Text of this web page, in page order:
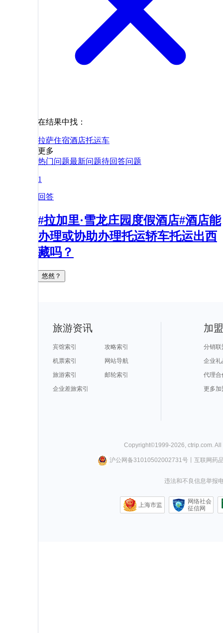
在结果中找：
拉萨住宿酒店托运车
更多
热门问题最新问题待回答问题
1
回答
#拉加里·雪龙庄园度假酒店#酒店能
办理或协助办理托运轿车托运出西
藏吗？
悠然？
旅游资讯
宾馆索引
攻略索引
机票索引
网站导航
旅游索引
邮轮索引
企业差旅索引
加
分销联
企业礼
代理合
更多加
Copyright©1999-2026 ctrip.com .
沪公网备31010502002731号丨 互联网药
违法和不良信息举报
上海市监
网络社会
征信网